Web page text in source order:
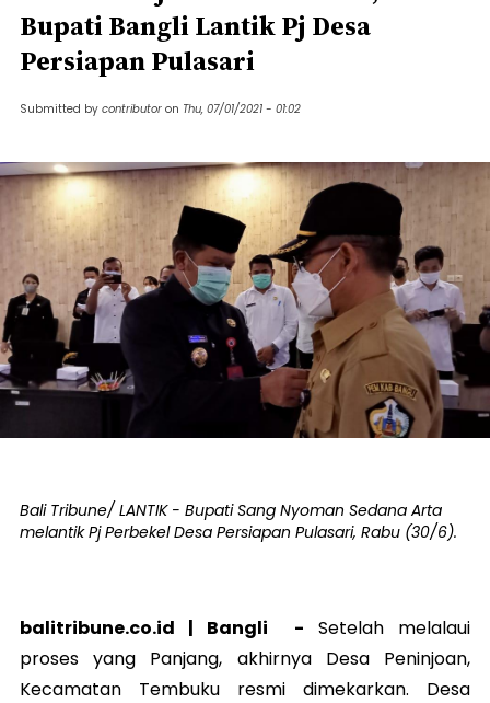
Bupati Bangli Lantik Pj Desa
Persiapan Pulasari
Submitted by contributor on Thu, 07/01/2021 - 01:02
Bali Tribune/ LANTIK - Bupati Sang Nyoman Sedana Arta
melantik Pj Perbekel Desa Persiapan Pulasari, Rabu (30/6).
balitribune.co.id | Bangli - Setelah melalaui
proses yang Panjang, akhirnya Desa Peninjoan,
Kecamatan Tembuku resmi dimekarkan. Desa